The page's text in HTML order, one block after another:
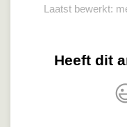
Laatst bewerkt:
Heeft dit